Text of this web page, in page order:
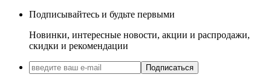
Подписывайтесь и будьте первыми
Новинки, интересные новости, акции и распродажи,
скидки и рекомендации
Подписаться